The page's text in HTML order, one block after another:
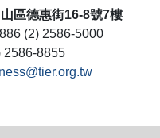
區德惠街16-8號7樓
(2) 2586-5000
2586-8855